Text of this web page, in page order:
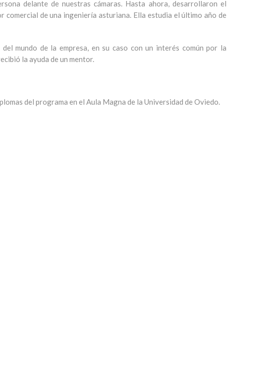
delante de nuestras cámaras. Hasta ahora, desarrollaron el
de una ingeniería asturiana. Ella estudia el último año de
mundo de la empresa, en su caso con un interés común por la
la ayuda de un mentor.
del programa en el Aula Magna de la Universidad de Oviedo.